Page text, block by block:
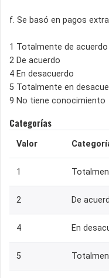
f. Se basó en pagos
1 Totalmente de acuerdo
2 De acuerdo
4 En desacuerdo
5 Totalmente en
9 No tiene conocimiento
Categorías
Valor
1
2 De
4 En
5